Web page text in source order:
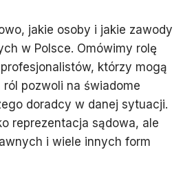
jakie osoby i jakie zawody
w Polsce. Omówimy rolę
którzy mogą
pozwoli na świadome
doradcy w danej sytuacji.
reprezentacja sądowa, ale
i wiele innych form